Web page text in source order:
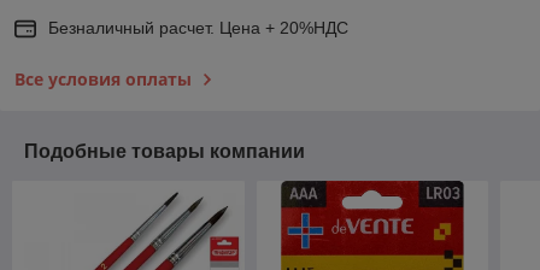
Безналичный расчет. Цена + 20%НДС
Все условия оплаты
Подобные товары компании